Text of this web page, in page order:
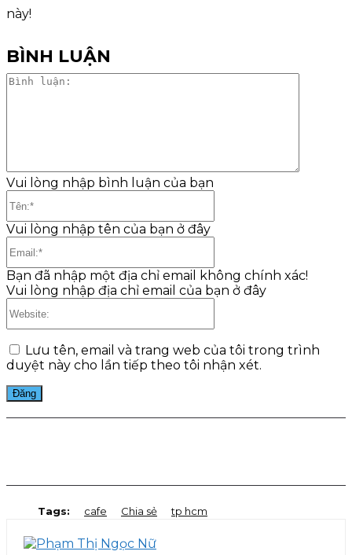
này!
BÌNH LUẬN
Vui lòng nhập bình luận của bạn
Vui lòng nhập tên của bạn ở đây
Bạn đã nhập một địa chỉ email không chính xác!
Vui lòng nhập địa chỉ email của bạn ở đây
Lưu tên, email và trang web của tôi trong trình
duyệt này cho lần tiếp theo tôi nhận xét.
Tags: cafe Chia sẻ tp hcm